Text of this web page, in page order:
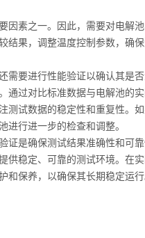
素之一。因此，需要对电解池
结果，调整温度控制参数，确保
要进行性能验证以确认其是否
通过对比标准数据与电解池的
试数据的稳定性和重复性。如
进行进一步的检查和调整。
是确保测试结果准确性和可靠
供稳定、可靠的测试环境。在
和保养，以确保其长期稳定运行